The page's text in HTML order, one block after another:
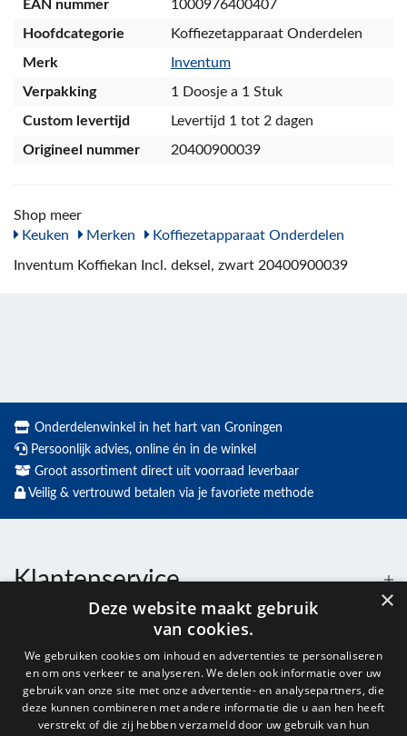
EAN nummer
1000976400407
Hoofdcategorie
Koffiezetapparaat Onderdelen
Merk
Inventum
Verpakking
1 Doosje a 1 Stuk
Custom levertijd
Levertijd 1 tot 2 dagen
Origineel nummer
20400900039
Shop meer
Keuken
Merken Koffiezetapparaat Onderdelen
Inventum Koffiekan Incl. deksel, zwart 20400900039
Onderdelenwinkel in het hart van Groningen
Persoonlijk advies, online én in de winkel
Groot assortiment direct uit voorraad leverbaar
Veilig & vertrouwd betalen via je favoriete methode
Klantenservice
Openingstijden
×
Deze website maakt gebruik
van cookies.
We gebruiken cookies om inhoud en advertenties te personaliseren
en om ons verkeer te analyseren. We delen ook informatie over uw
gebruik van onze site met onze advertentie- en analysepartners, die
deze kunnen combineren met andere informatie die u aan hen heeft
verstrekt of die zij hebben verzameld door uw gebruik van hun